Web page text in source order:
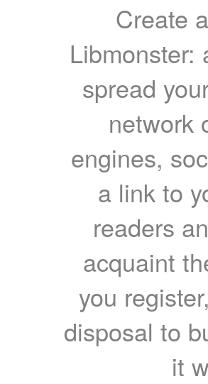
Create
Libmonster:
spread
network
engines,
a link to
readers
acquaint
you
disposal to
it